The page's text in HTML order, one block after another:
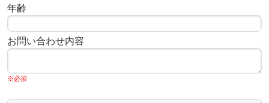
年齢
お問い合わせ内容
※必須